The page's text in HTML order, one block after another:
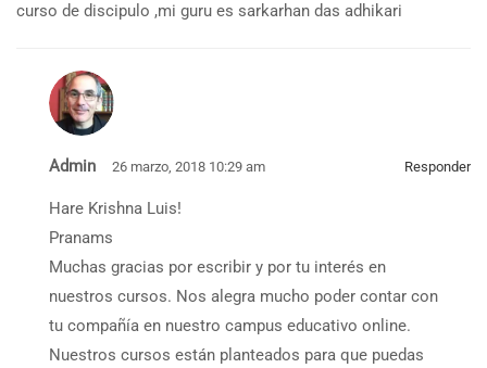
curso de discipulo ,mi guru es sarkarhan das adhikari
Admin 26 marzo, 2018 10:29 am Responder
Hare Krishna Luis!
Pranams
Muchas gracias por escribir y por tu interés en
nuestros cursos. Nos alegra mucho poder contar con
tu compañía en nuestro campus educativo online.
Nuestros cursos están planteados para que puedas